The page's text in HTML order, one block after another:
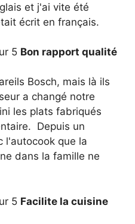
et j'ai vite été
écrit en français.
5 Bon rapport qualité
Bosch, mais là ils
a changé notre
les plats fabriqués
Depuis un
l'autocook que la
dans la famille ne
5 Facilite la cuisine